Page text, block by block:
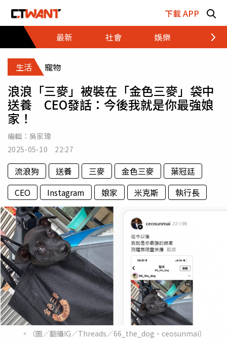
下載 APP
最新
社會 娛樂 財經
生活 寵物
浪浪「三麥」被裝在「金色三麥」袋中
送養 CEO發話：今後我就是你最強娘
家！
編輯： 吳家瑋
2025-05-10 22:27
流浪狗 送養 三麥 金色三麥
葉冠廷
CEO
Instagram 娘家 米克斯 執行長
。（圖／翻攝IG／Threads／66_the_dog、ceosunmai）